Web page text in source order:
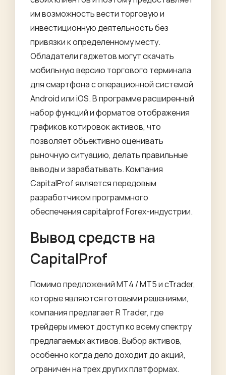
им возможность вести торговую и
инвестиционную деятельность без
привязки к определенному месту.
Обладатели гаджетов могут скачать
мобильную версию торгового терминала
для смартфона с операционной системой
Android или iOS. В программе расширенный
набор функций и форматов отображения
графиков котировок активов, что
позволяет объективно оценивать
рыночную ситуацию, делать правильные
выводы и зарабатывать. Компания
CapitalProf является передовым
разработчиком программного
обеспеченияcapitalprofForex-индустрии.
Вывод средств на
CapitalProf
Помимо предложений MT4 / MT5 и cTrader,
которые являются готовыми решениями,
компания предлагает R Trader, где
трейдеры имеют доступ ко всему спектру
предлагаемых активов. Выбор активов,
особенно когда дело доходит до акций,
ограничен на трех других платформах.